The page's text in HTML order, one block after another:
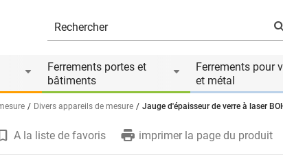
Ferrements portes et
bâtiments
Ferrements pour
et métal
Divers appareils de mesure Jauge d'épaisseur de verre à laser
A la liste de favoris imprimer la page du produit